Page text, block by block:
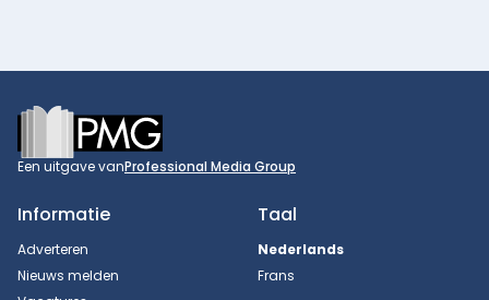
Footer
Een uitgave vanProfessional Media Group
Informatie
Adverteren
Nieuws melden
Taal
Nederlands
Frans